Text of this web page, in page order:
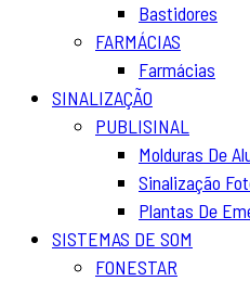
Bastidores
FARMÁCIAS
Farmácias
SINALIZAÇÃO
PUBLISINAL
Molduras De
Sinalização
Plantas De
SISTEMAS DE SOM
FONESTAR